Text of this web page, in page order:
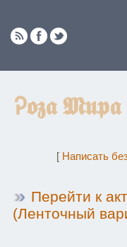
Ꭾ𝖔𝖟𝖆 𝕸𝖚𝖕𝖆
[ Написать
Перейти к
(Ленточный